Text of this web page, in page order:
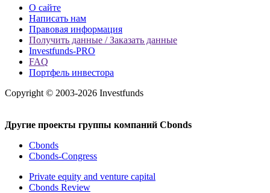
О сайте
Написать нам
Правовая информация
Получить данные / Заказать данные
Investfunds-PRO
FAQ
Портфель инвестора
Copyright © 2003-2026 Investfunds
Другие проекты группы компаний Cbonds
Cbonds
Cbonds-Congress
Private equity and venture capital
Cbonds Review